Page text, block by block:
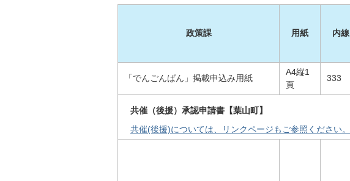
政策課 用紙 内線
「でんごんばん」掲載申込み用紙
A4縦1
頁
333
共催（後援）承認申請書【葉山町】
共催(後援)については、リンクページもご参照ください。